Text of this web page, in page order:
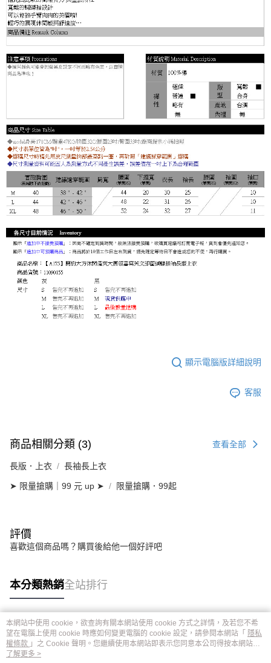
顯示電腦版詳細說明
客服
商品相關分類 (3) 查看全部
長版．上衣 長袖長上衣
➤ 限量搶購｜99 元 up ➤ 限量搶購．99起
評價
喜歡這個商品嗎？購買後給他一個好評吧
本分類熱銷全站排行
熱門標籤
本網站中使用 cookie，欲查詢有關本網站使用 cookie 方式之詳情，及若您不希
望在電腦上使用 cookie 時應如何變更電腦的 cookie 設定，請參閱本網站「 隱私
權條款 」之 Cookie 聲明。您繼續使用本網站即表示您同意本公司得按本網站使
用條款之 Cookie 聲明使用 cookie。
了解更多 >